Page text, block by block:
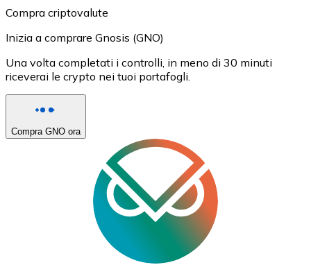
Compra criptovalute
Inizia a comprare Gnosis (GNO)
Una volta completati i controlli, in meno di 30 minuti
riceverai le crypto nei tuoi portafogli.
Compra GNO ora